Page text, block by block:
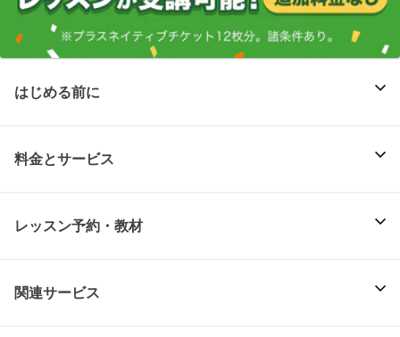
はじめる前に
料金とサービス
レッスン予約・教材
関連サービス